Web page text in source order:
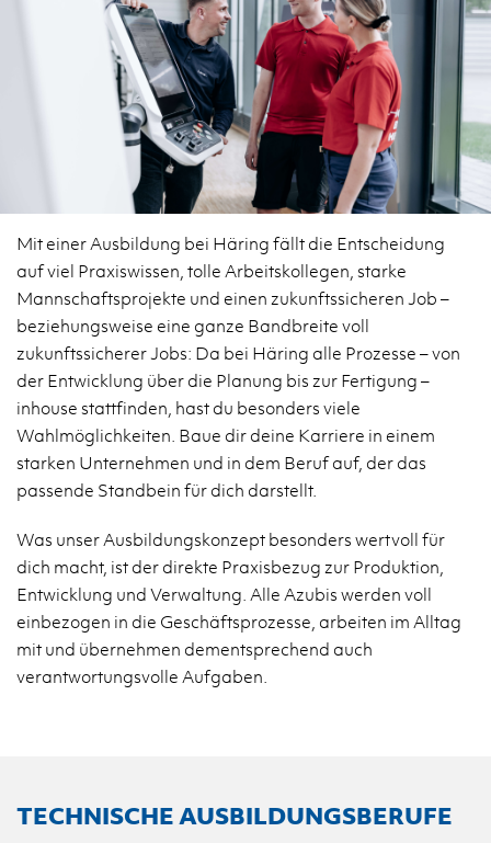
Mit einer Ausbildung bei Häring fällt die Entscheidung
auf viel Praxiswissen, tolle Arbeitskollegen, starke
Mannschaftsprojekte und einen zukunftssicheren Job –
beziehungsweise eine ganze Bandbreite voll
zukunftssicherer Jobs: Da bei Häring alle Prozesse – von
der Entwicklung über die Planung bis zur Fertigung –
inhouse stattfinden, hast du besonders viele
Wahlmöglichkeiten. Baue dir deine Karriere in einem
starken Unternehmen und in dem Beruf auf, der das
passende Standbein für dich darstellt.
Was unser Ausbildungskonzept besonders wertvoll für
dich macht, ist der direkte Praxisbezug zur Produktion,
Entwicklung und Verwaltung. Alle Azubis werden voll
einbezogen in die Geschäftsprozesse, arbeiten im Alltag
mit und übernehmen dementsprechend auch
verantwortungsvolle Aufgaben.
TECHNISCHE AUSBILDUNGSBERUFE